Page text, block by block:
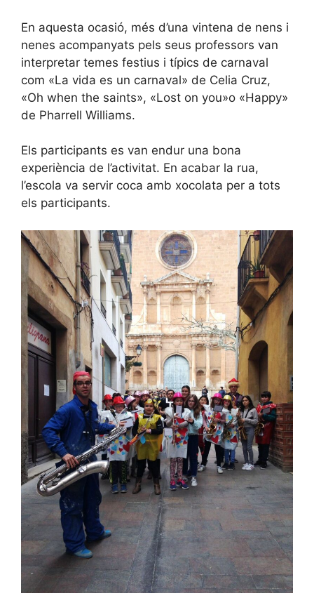
En aquesta ocasió, més d’una vintena de nens i
nenes acompanyats pels seus professors van
interpretar temes festius i típics de carnaval
com «La vida es un carnaval» de Celia Cruz,
«Oh when the saints», «Lost on you»o «Happy»
de Pharrell Williams.
Els participants es van endur una bona
experiència de l’activitat. En acabar la rua,
l’escola va servir coca amb xocolata per a tots
els participants.